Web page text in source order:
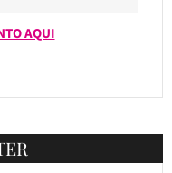
AQUI